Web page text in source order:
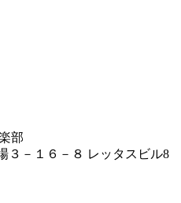
部
３－１６－８ レッタスビル8